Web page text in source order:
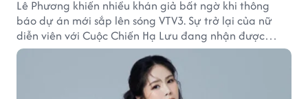
Lê Phương khiến nhiều khán giả bất ngờ khi thông
báo dự án mới sắp lên sóng VTV3. Sự trở lại của nữ
diễn viên với Cuộc Chiến Hạ Lưu đang nhận được
nhiều sự quan tâm.